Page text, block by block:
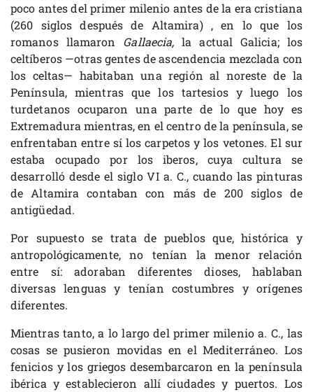
poco antes del primer milenio antes de la era cristiana
(260 siglos después de Altamira) , en lo que los
romanos llamaron Gallaecia,la actual Galicia; los
celtíberos —otras gentes de ascendencia mezclada con
los celtas— habitaban una región al noreste de la
Península, mientras que los tartesios y luego los
turdetanos ocuparon una parte de lo que hoy es
Extremadura mientras, en el centro de la península, se
enfrentaban entre sí los carpetos y los vetones. El sur
estaba ocupado por los iberos, cuya cultura se
desarrolló desde el siglo VI a. C., cuando las pinturas
de Altamira contaban con más de 200 siglos de
antigüedad.
Por supuesto se trata de pueblos que, histórica y
antropológicamente, no tenían la menor relación
entre sí: adoraban diferentes dioses, hablaban
diversas lenguas y tenían costumbres y orígenes
diferentes.
Mientras tanto, a lo largo del primer milenio a. C., las
cosas se pusieron movidas en el Mediterráneo. Los
fenicios y los griegos desembarcaron en la península
ibérica y establecieron allí ciudades y puertos. Los